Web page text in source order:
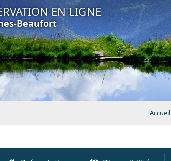
EN LIGNE
Beaufort
Accueil